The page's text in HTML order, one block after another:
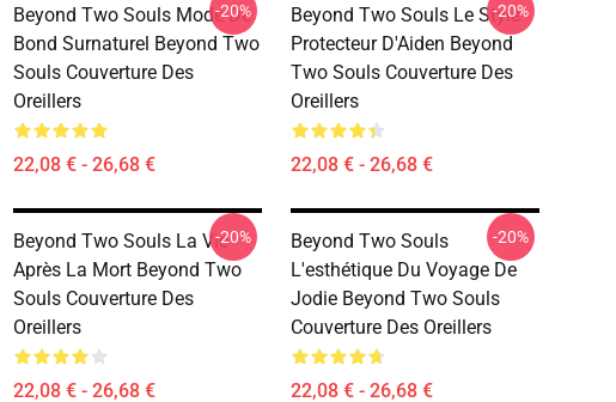
Beyond Two Souls Mode De
Bond Surnaturel Beyond Two
Souls Couverture Des
Oreillers
22,08 € - 26,68 €
-20%
Beyond Two Souls Le Style
Protecteur D'Aiden Beyond
Two Souls Couverture Des
Oreillers
22,08 € - 26,68 €
-20%
Beyond Two Souls La Vie
Après La Mort Beyond Two
Souls Couverture Des
Oreillers
22,08 € - 26,68 €
-20%
Beyond Two Souls
L'esthétique Du Voyage De
Jodie Beyond Two Souls
Couverture Des Oreillers
22,08 € - 26,68 €
-20%